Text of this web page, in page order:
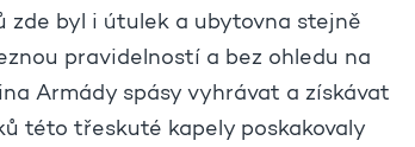
zde byl i útulek a ubytovna stejně
pravidelností a bez ohledu na
Armády spásy vyhrávat a získávat
této třeskuté kapely poskakovaly